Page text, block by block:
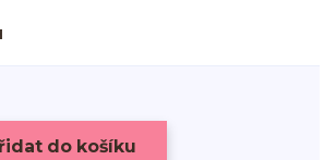
do košíku